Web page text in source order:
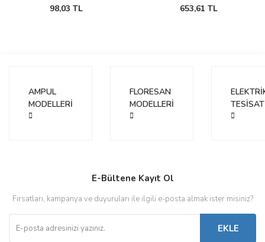
98,03 TL 653,61 TL
AMPUL
MODELLERİ
FLORESAN
MODELLERİ
TESİSAT
E-Bültene Kayıt Ol
Fırsatları, kampanya ve duyuruları ile ilgili e-posta almak ister misiniz?
EKLE